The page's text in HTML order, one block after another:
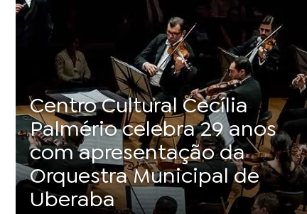
Centro Cultural Cecília
Palmério celebra 29 anos
com apresentação da
Orquestra Municipal de
Uberaba